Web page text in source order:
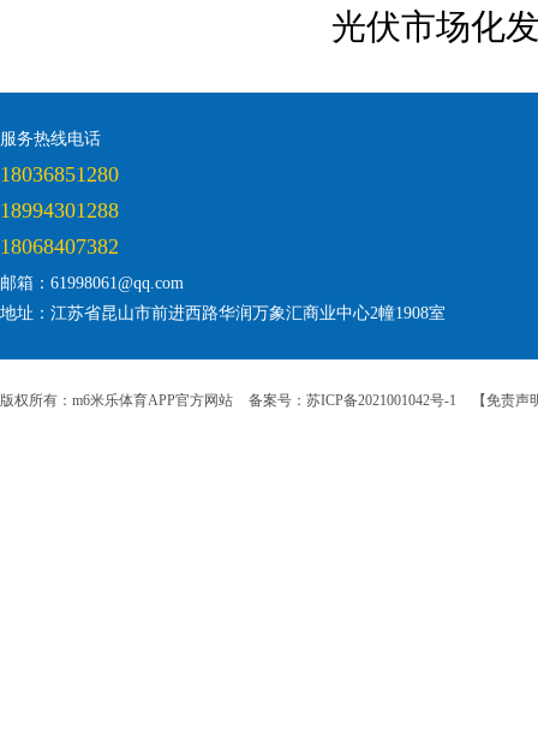
光伏市场化
服务热线电话
18036851280
18994301288
18068407382
邮箱：61998061@qq.com
地址：江苏省昆山市前进西路华润万象汇商业中心2幢1908室
版权所有：m6米乐体育APP官方网站 备案号：苏ICP备2021001042号-1 【免责声